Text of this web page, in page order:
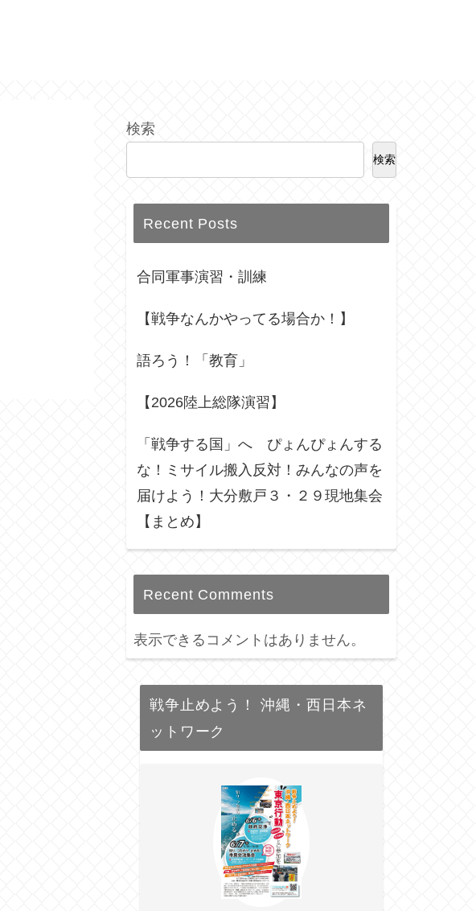
検索
検索
Recent Posts
合同軍事演習・訓練
【戦争なんかやってる場合か！】
語ろう！「教育」
【2026陸上総隊演習】
「戦争する国」へ ぴょんぴょんする
な！ミサイル搬入反対！みんなの声を
届けよう！大分敷戸３・２９現地集会
【まとめ】
Recent Comments
表示できるコメントはありません。
戦争止めよう！ 沖縄・西日本ネ
ットワーク